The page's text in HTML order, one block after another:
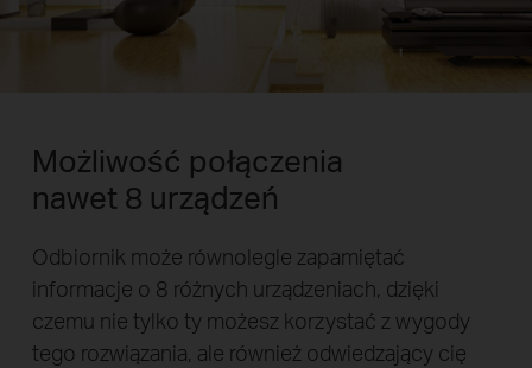
Możliwość połączenia
nawet 8 urządzeń
Odbiornik może równolegle zapamiętać
informacje o 8 różnych urządzeniach, dzięki
czemu nie tylko ty możesz korzystać z wygody
tego rozwiązania, ale również odwiedzający cię